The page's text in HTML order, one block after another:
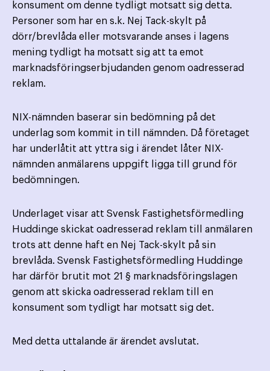
konsument om denne tydligt motsatt sig detta.
Personer som har en s.k. Nej Tack-skylt på
dörr/brevlåda eller motsvarande anses i lagens
mening tydligt ha motsatt sig att ta emot
marknadsföringserbjudanden genom oadresserad
reklam.
NIX-nämnden baserar sin bedömning på det
underlag som kommit in till nämnden. Då företaget
har underlåtit att yttra sig i ärendet låter NIX-
nämnden anmälarens uppgift ligga till grund för
bedömningen.
Underlaget visar att Svensk Fastighetsförmedling
Huddinge skickat oadresserad reklam till anmälaren
trots att denne haft en Nej Tack-skylt på sin
brevlåda. Svensk Fastighetsförmedling Huddinge
har därför brutit mot 21 § marknadsföringslagen
genom att skicka oadresserad reklam till en
konsument som tydligt har motsatt sig det.
Med detta uttalande är ärendet avslutat.